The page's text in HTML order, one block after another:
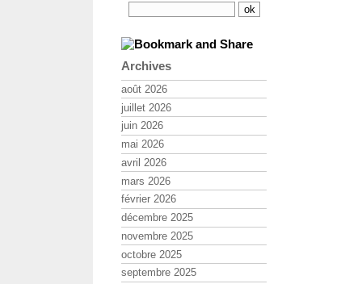
Archives
août 2026
juillet 2026
juin 2026
mai 2026
avril 2026
mars 2026
février 2026
décembre 2025
novembre 2025
octobre 2025
septembre 2025